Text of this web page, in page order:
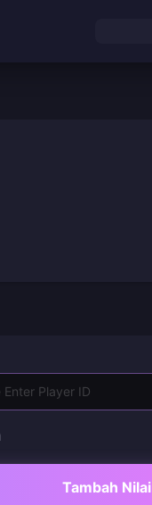
Tambah Nilai